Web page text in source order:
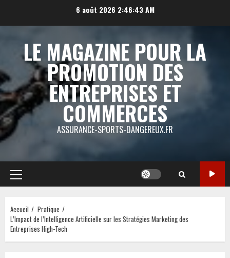
6 août 2026 2:46:43 AM
LE MAGAZINE POUR LA
PROMOTION DES
ENTREPRISES ET
COMMERCES
ASSURANCE-SPORTS-DANGEREUX.FR
Menu
principal
Accueil
Pratique
L’Impact de l’Intelligence Artificielle sur les Stratégies Marketing des
Entreprises High-Tech